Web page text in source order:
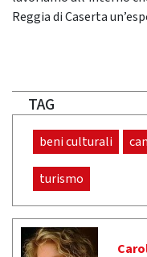
Reggia di Caserta
TAG
beni culturali
turismo